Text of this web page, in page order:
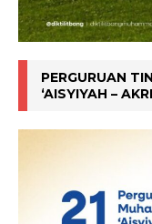
PERGURUAN
‘AISYIYAH –